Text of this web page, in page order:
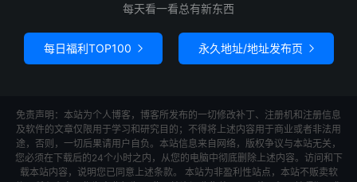
每天看一看总有新东西
每日福利TOP100  永久地址/地址发布页 
免责声明：本站为个人博客，博客所发布的一切修改补丁、注册机和注册信息
及软件的文章仅限用于学习和研究目的；不得将上述内容用于商业或者非法用
途，否则，一切后果请用户自负。本站信息来自网络，版权争议与本站无关，
您必须在下载后的24个小时之内，从您的电脑中彻底删除上述内容。访问和下
载本站内容，说明您已同意上述条款。 本站为非盈利性站点，本站不贩卖软